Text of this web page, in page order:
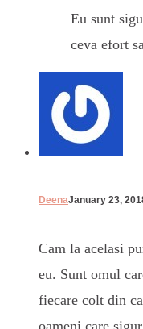
Eu sunt
ceva efort
DeenaJanuary 23,
Cam la acelasi
eu. Sunt omul
fiecare colt din
oameni care